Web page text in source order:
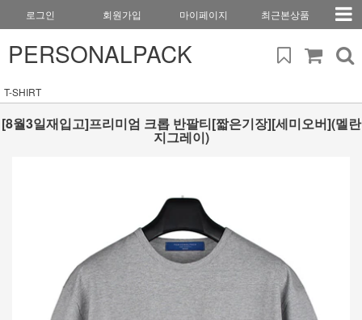
로그인 회원가입 마이페이지 최근본상품
PERSONALPACK
T-SHIRT
[8월3일재입고]프리미엄 크롭 반팔티[짧은기장][세미오버](멜란
지그레이)